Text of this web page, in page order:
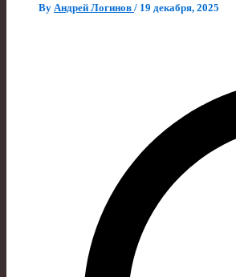
By Андрей Логинов / 19 декабря, 2025